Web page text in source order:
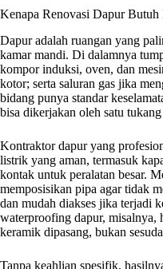
Kenapa Renovasi Dapur
Dapur adalah ruangan yang
kamar mandi. Di dalamnya
kompor induksi, oven, dan
kotor; serta saluran gas jika
bidang punya standar
bisa dikerjakan oleh satu tukang
Kontraktor dapur yang
listrik yang aman, termasuk
kontak untuk peralatan besar.
memposisikan pipa agar tidak
dan mudah diakses jika terjadi
waterproofing dapur, misalnya,
keramik dipasang, bukan
Tanpa keahlian spesifik,